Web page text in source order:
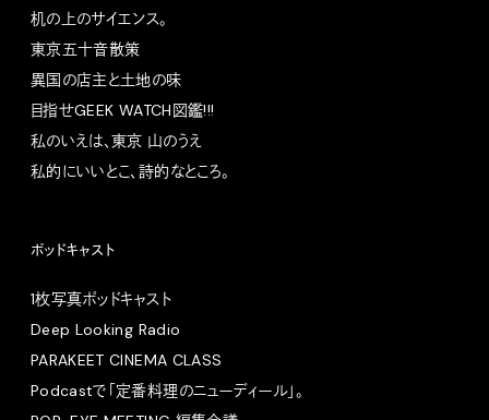
机の上のサイエンス。
東京五十音散策
異国の店主と土地の味
目指せGEEK WATCH図鑑!!!
私のいえは、東京 山のうえ
私的にいいとこ、詩的なところ。
ポッドキャスト
1枚写真ポッドキャスト
Deep Looking Radio
PARAKEET CINEMA CLASS
Podcastで「定番料理のニューディール」。